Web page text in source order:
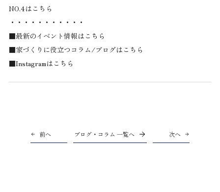
NO.4は こちら
・・・・・・・・・・・
■最新のイベント情報は こちら
■家づくりに役立つコラム/ブログは こちら
■Instagramは こちら
前へ ブログ・コラム 一覧へ 次へ